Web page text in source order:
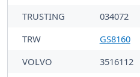
TRUSTING
034072
TRW
GS8160
VOLVO
3516112